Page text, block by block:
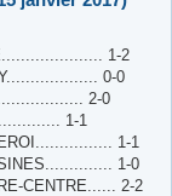
1-2
0-0
2-0
1-1
1-1
1-0
CENTRE...... 2-2